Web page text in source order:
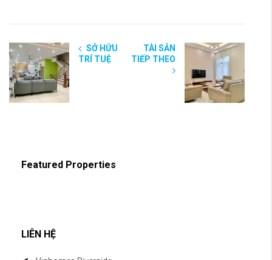
SỞ HỮU
TRÍ TUỆ
TÀI SẢN
TIẾP THEO
Featured Properties
LIÊN HỆ